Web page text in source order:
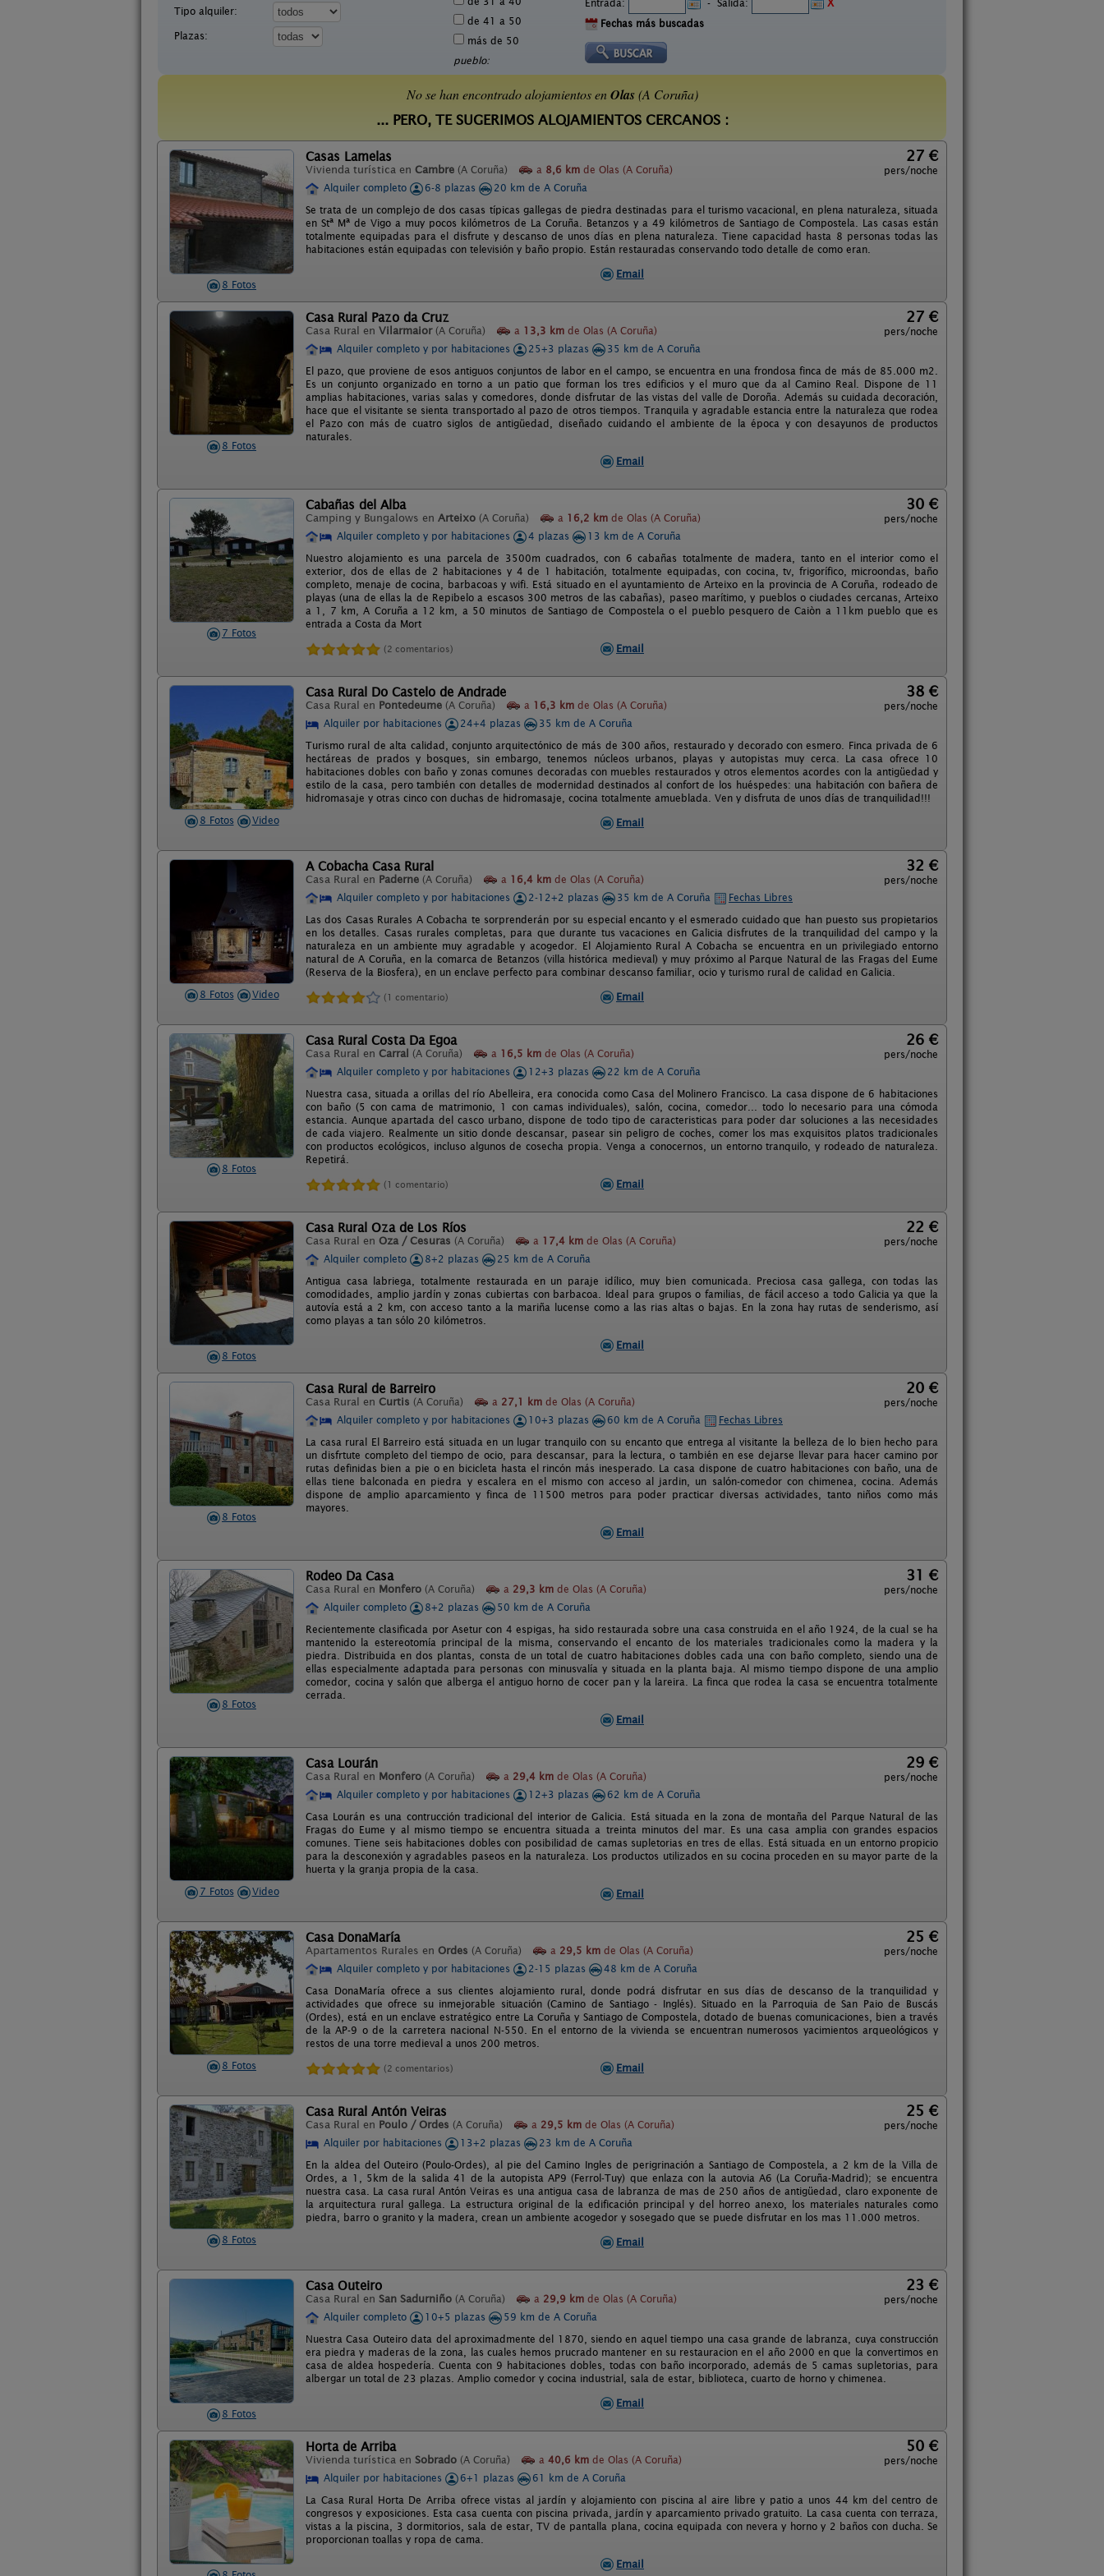
Tipo alquiler:
Plazas:
de 41 a 50
más de 50
pueblo:
Entrada: - Salida:
X
Fechas más buscadas
No se han encontrado alojamientos enOlas(A Coruña)
... PERO, TE SUGERIMOS ALOJAMIENTOS CERCANOS :
8 Fotos
Casas Lamelas
Vivienda turística en Cambre (A Coruña) a 8,6 km de Olas (A Coruña)
27 €
pers/noche
Alquiler completo
6-8 plazas
20 km de A Coruña
Se trata de un complejo de dos casas típicas gallegas de piedra destinadas para el turismo vacacional, en plena naturaleza, situada
en Stª Mª de Vigo a muy pocos kilómetros de La Coruña. Betanzos y a 49 kilómetros de Santiago de Compostela. Las casas están
totalmente equipadas para el disfrute y descanso de unos días en plena naturaleza. Tiene capacidad hasta 8 personas todas las
habitaciones están equipadas con televisión y baño propio. Están restauradas conservando todo detalle de como eran.
Email
8 Fotos
Casa Rural Pazo da Cruz
Casa Rural en Vilarmaior (A Coruña) a 13,3 km de Olas (A Coruña)
27 €
pers/noche
Alquiler completo y por habitaciones
25+3 plazas
35 km de A Coruña
El pazo, que proviene de esos antiguos conjuntos de labor en el campo, se encuentra en una frondosa finca de más de 85.000 m2.
Es un conjunto organizado en torno a un patio que forman los tres edificios y el muro que da al Camino Real. Dispone de 11
amplias habitaciones, varias salas y comedores, donde disfrutar de las vistas del valle de Doroña. Además su cuidada decoración,
hace que el visitante se sienta transportado al pazo de otros tiempos. Tranquila y agradable estancia entre la naturaleza que rodea
el Pazo con más de cuatro siglos de antigüedad, diseñado cuidando el ambiente de la época y con desayunos de productos
naturales.
Email
7 Fotos
Cabañas del Alba
Camping y Bungalows en Arteixo (A Coruña) a 16,2 km de Olas (A Coruña)
30 €
pers/noche
Alquiler completo y por habitaciones
4 plazas
13 km de A Coruña
Nuestro alojamiento es una parcela de 3500m cuadrados, con 6 cabañas totalmente de madera, tanto en el interior como el
exterior, dos de ellas de 2 habitaciones y 4 de 1 habitación, totalmente equipadas, con cocina, tv, frigorífico, microondas, baño
completo, menaje de cocina, barbacoas y wifi. Está situado en el ayuntamiento de Arteixo en la provincia de A Coruña, rodeado de
playas (una de ellas la de Repibelo a escasos 300 metros de las cabañas), paseo marítimo, y pueblos o ciudades cercanas, Arteixo
a 1, 7 km, A Coruña a 12 km, a 50 minutos de Santiago de Compostela o el pueblo pesquero de Caiòn a 11km pueblo que es
entrada a Costa da Mort
(2 comentarios) Email
8 Fotos Video
Casa Rural Do Castelo de Andrade
Casa Rural en Pontedeume (A Coruña) a 16,3 km de Olas (A Coruña)
38 €
pers/noche
Alquiler por habitaciones
24+4 plazas
35 km de A Coruña
Turismo rural de alta calidad, conjunto arquitectónico de más de 300 años, restaurado y decorado con esmero. Finca privada de 6
hectáreas de prados y bosques, sin embargo, tenemos núcleos urbanos, playas y autopistas muy cerca. La casa ofrece 10
habitaciones dobles con baño y zonas comunes decoradas con muebles restaurados y otros elementos acordes con la antigüedad y
estilo de la casa, pero también con detalles de modernidad destinados al confort de los huéspedes: una habitación con bañera de
hidromasaje y otras cinco con duchas de hidromasaje, cocina totalmente amueblada. Ven y disfruta de unos días de tranquilidad!!!
Email
8 Fotos Video
A Cobacha Casa Rural
Casa Rural en Paderne (A Coruña) a 16,4 km de Olas (A Coruña)
32 €
pers/noche
Alquiler completo y por habitaciones
2-12+2 plazas 35 km de A Coruña
Fechas Libres
Las dos Casas Rurales A Cobacha te sorprenderán por su especial encanto y el esmerado cuidado que han puesto sus propietarios
en los detalles. Casas rurales completas, para que durante tus vacaciones en Galicia disfrutes de la tranquilidad del campo y la
naturaleza en un ambiente muy agradable y acogedor. El Alojamiento Rural A Cobacha se encuentra en un privilegiado entorno
natural de A Coruña, en la comarca de Betanzos (villa histórica medieval) y muy próximo al Parque Natural de las Fragas del Eume
(Reserva de la Biosfera), en un enclave perfecto para combinar descanso familiar, ocio y turismo rural de calidad en Galicia.
(1 comentario) Email
8 Fotos
Casa Rural Costa Da Egoa
Casa Rural en Carral (A Coruña) a 16,5 km de Olas (A Coruña)
26 €
pers/noche
Alquiler completo y por habitaciones
12+3 plazas
22 km de A Coruña
Nuestra casa, situada a orillas del río Abelleira, era conocida como Casa del Molinero Francisco. La casa dispone de 6 habitaciones
con baño (5 con cama de matrimonio, 1 con camas individuales), salón, cocina, comedor... todo lo necesario para una cómoda
estancia. Aunque apartada del casco urbano, dispone de todo tipo de caracteristicas para poder dar soluciones a las necesidades
de cada viajero. Realmente un sitio donde descansar, pasear sin peligro de coches, comer los mas exquisitos platos tradicionales
con productos ecológicos, incluso algunos de cosecha propia. Venga a conocernos, un entorno tranquilo, y rodeado de naturaleza.
Repetirá.
(1 comentario) Email
8 Fotos
Casa Rural Oza de Los Ríos
Casa Rural en Oza / Cesuras (A Coruña) a 17,4 km de Olas (A Coruña)
22 €
pers/noche
Alquiler completo
8+2 plazas
25 km de A Coruña
Antigua casa labriega, totalmente restaurada en un paraje idílico, muy bien comunicada. Preciosa casa gallega, con todas las
comodidades, amplio jardín y zonas cubiertas con barbacoa. Ideal para grupos o familias, de fácil acceso a todo Galicia ya que la
autovía está a 2 km, con acceso tanto a la mariña lucense como a las rias altas o bajas. En la zona hay rutas de senderismo, así
como playas a tan sólo 20 kilómetros.
Email
8 Fotos
Casa Rural de Barreiro
Casa Rural en Curtis (A Coruña) a 27,1 km de Olas (A Coruña)
20 €
pers/noche
Alquiler completo y por habitaciones
10+3 plazas 60 km de A Coruña
Fechas Libres
La casa rural El Barreiro está situada en un lugar tranquilo con su encanto que entrega al visitante la belleza de lo bien hecho para
un disfrtute completo del tiempo de ocio, para descansar, para la lectura, o también en ese dejarse llevar para hacer camino por
rutas definidas bien a pie o en bicicleta hasta el rincón más inesperado. La casa dispone de cuatro habitaciones con baño, una de
ellas tiene balconada en piedra y escalera en el mismo con acceso al jardin, un salón-comedor con chimenea, cocina. Además
dispone de amplio aparcamiento y finca de 11500 metros para poder practicar diversas actividades, tanto niños como más
mayores.
Email
8 Fotos
Rodeo Da Casa
Casa Rural en Monfero (A Coruña) a 29,3 km de Olas (A Coruña)
31 €
pers/noche
Alquiler completo
8+2 plazas
50 km de A Coruña
Recientemente clasificada por Asetur con 4 espigas, ha sido restaurada sobre una casa construida en el año 1924, de la cual se ha
mantenido la estereotomía principal de la misma, conservando el encanto de los materiales tradicionales como la madera y la
piedra. Distribuida en dos plantas, consta de un total de cuatro habitaciones dobles cada una con baño completo, siendo una de
ellas especialmente adaptada para personas con minusvalía y situada en la planta baja. Al mismo tiempo dispone de una amplio
comedor, cocina y salón que alberga el antiguo horno de cocer pan y la lareira. La finca que rodea la casa se encuentra totalmente
cerrada.
Email
7 Fotos Video
Casa Lourán
Casa Rural en Monfero (A Coruña) a 29,4 km de Olas (A Coruña)
29 €
pers/noche
Alquiler completo y por habitaciones
12+3 plazas
62 km de A Coruña
Casa Lourán es una contrucción tradicional del interior de Galicia. Está situada en la zona de montaña del Parque Natural de las
Fragas do Eume y al mismo tiempo se encuentra situada a treinta minutos del mar. Es una casa amplia con grandes espacios
comunes. Tiene seis habitaciones dobles con posibilidad de camas supletorias en tres de ellas. Está situada en un entorno propicio
para la desconexión y agradables paseos en la naturaleza. Los productos utilizados en su cocina proceden en su mayor parte de la
huerta y la granja propia de la casa.
Email
8 Fotos
Casa DonaMaría
Apartamentos Rurales en Ordes (A Coruña) a 29,5 km de Olas (A Coruña)
25 €
pers/noche
Alquiler completo y por habitaciones
2-15 plazas
48 km de A Coruña
Casa DonaMaría ofrece a sus clientes alojamiento rural, donde podrá disfrutar en sus días de descanso de la tranquilidad y
actividades que ofrece su inmejorable situación (Camino de Santiago - Inglés). Situado en la Parroquia de San Paio de Buscás
(Ordes), está en un enclave estratégico entre La Coruña y Santiago de Compostela, dotado de buenas comunicaciones, bien a través
de la AP-9 o de la carretera nacional N-550. En el entorno de la vivienda se encuentran numerosos yacimientos arqueológicos y
restos de una torre medieval a unos 200 metros.
(2 comentarios) Email
8 Fotos
Casa Rural Antón Veiras
Casa Rural en Poulo / Ordes (A Coruña) a 29,5 km de Olas (A Coruña)
25 €
pers/noche
Alquiler por habitaciones
13+2 plazas
23 km de A Coruña
En la aldea del Outeiro (Poulo-Ordes), al pie del Camino Ingles de perigrinación a Santiago de Compostela, a 2 km de la Villa de
Ordes, a 1, 5km de la salida 41 de la autopista AP9 (Ferrol-Tuy) que enlaza con la autovia A6 (La Coruña-Madrid); se encuentra
nuestra casa. La casa rural Antón Veiras es una antigua casa de labranza de mas de 250 años de antigüedad, claro exponente de
la arquitectura rural gallega. La estructura original de la edificación principal y del horreo anexo, los materiales naturales como
piedra, barro o granito y la madera, crean un ambiente acogedor y sosegado que se puede disfrutar en los mas 11.000 metros.
Email
8 Fotos
Casa Outeiro
Casa Rural en San Sadurniño (A Coruña) a 29,9 km de Olas (A Coruña)
23 €
pers/noche
Alquiler completo
10+5 plazas
59 km de A Coruña
Nuestra Casa Outeiro data del aproximadmente del 1870, siendo en aquel tiempo una casa grande de labranza, cuya construcción
era piedra y maderas de la zona, las cuales hemos prucrado mantener en su restauracion en el año 2000 en que la convertimos en
casa de aldea hospedería. Cuenta con 9 habitaciones dobles, todas con baño incorporado, además de 5 camas supletorias, para
albergar un total de 23 plazas. Amplio comedor y cocina industrial, sala de estar, biblioteca, cuarto de horno y chimenea.
Email
Horta de Arriba
Vivienda turística en Sobrado (A Coruña) a 40,6 km de Olas (A Coruña)
50 €
pers/noche
Alquiler por habitaciones
6+1 plazas
61 km de A Coruña
La Casa Rural Horta De Arriba ofrece vistas al jardín y alojamiento con piscina al aire libre y patio a unos 44 km del centro de
congresos y exposiciones. Esta casa cuenta con piscina privada, jardín y aparcamiento privado gratuito. La casa cuenta con terraza,
vistas a la piscina, 3 dormitorios, sala de estar, TV de pantalla plana, cocina equipada con nevera y horno y 2 baños con ducha. Se
proporcionan toallas y ropa de cama.
Email